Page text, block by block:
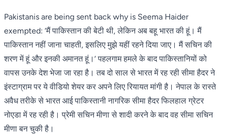
Pakistanis are being sent back why is Seema Haider
exempted: ‘मैं पाकिस्तान की बेटी थी, लेकिन अब बहू भारत की हूं। मैं
पाकिस्तान नहीं जाना चाहती, इसलिए मुझे यहीं रहने दिया जाए। मैं सचिन की
शरण में हूं और इनकी अमानत हूं।‘ पहलगाम हमले के बाद पाकिस्तानियों को
वापस उनके देश भेजा जा रहा है। तब दो साल से भारत में रह रही सीमा हैदर ने
इंस्टाग्राम पर ये वीडियो शेयर कर अपने लिए रियायत मांगी है। नेपाल के रास्ते
अवैध तरीके से भारत आई पाकिस्तानी नागरिक सीमा हैदर फिलहाल ग्रेटर
नोएडा में रह रही है। प्रेमी सचिन मीणा से शादी करने के बाद वह सीमा सचिन
मीणा बन चुकी है।